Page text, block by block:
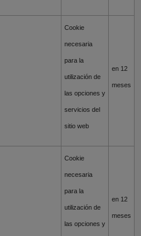
Cookie
necesaria
para la
utilización de
las opciones y
servicios del
sitio web
en 12
meses
Cookie
necesaria
para la
utilización de
las opciones y
en 12
meses